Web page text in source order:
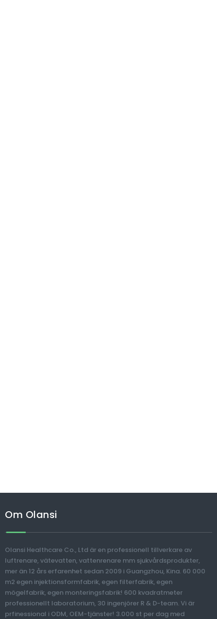
Om Olansi
Olansi Healthcare Co., Ltd är en professionell tillverkare av
luftrenare, vätevatten, vattenrenare mm sjukvårdsprodukter,
mer än 12 års erfarenhet sedan 2009 i Guangzhou, Kina. 60 000
m2 egen injektionsformfabrik, egen filterfabrik, egen
mögelfabrik, egen monteringsfabrik! 600 kvadratmeter
professionellt laboratorium, 30 ingenjörer R & D-team. Vi är
prfinessional i ODM, OEM-tjänster! 3.000 st per dag med